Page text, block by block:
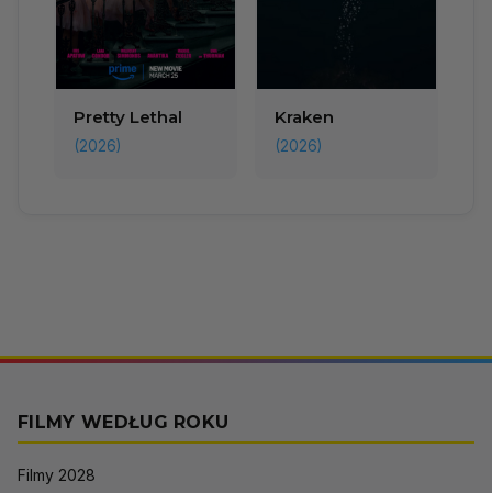
Pretty Lethal
(2026)
Kraken
(2026)
FILMY WEDŁUG ROKU
Filmy 2028